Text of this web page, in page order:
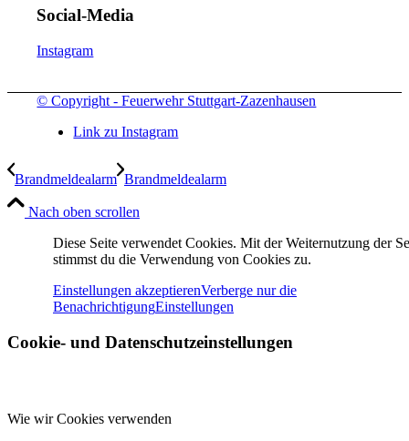
Social-Media
Instagram
© Copyright - Feuerwehr Stuttgart-Zazenhausen
Link zu Instagram
Brandmeldealarm Brandmeldealarm
Nach oben scrollen
Diese Seite verwendet Cookies. Mit der Weiternutzung der
stimmst du die Verwendung von Cookies zu.
Einstellungen akzeptierenVerberge nur die
BenachrichtigungEinstellungen
Cookie- und Datenschutzeinstellungen
Wie wir Cookies verwenden